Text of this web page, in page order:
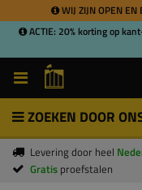
WIJ ZIJN OPEN EN
ACTIE: 20% korting op
ZOEKEN DOOR
Levering door heel
Gratis proefstalen